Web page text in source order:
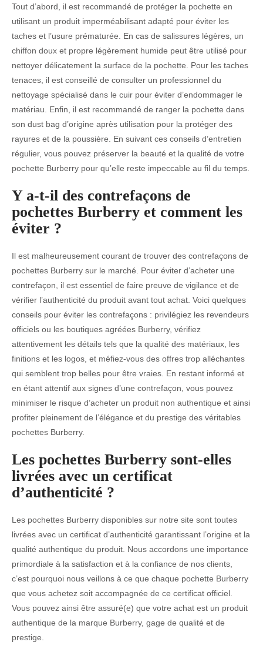
Tout d’abord, il est recommandé de protéger la pochette en
utilisant un produit imperméabilisant adapté pour éviter les
taches et l’usure prématurée. En cas de salissures légères, un
chiffon doux et propre légèrement humide peut être utilisé pour
nettoyer délicatement la surface de la pochette. Pour les taches
tenaces, il est conseillé de consulter un professionnel du
nettoyage spécialisé dans le cuir pour éviter d’endommager le
matériau. Enfin, il est recommandé de ranger la pochette dans
son dust bag d’origine après utilisation pour la protéger des
rayures et de la poussière. En suivant ces conseils d’entretien
régulier, vous pouvez préserver la beauté et la qualité de votre
pochette Burberry pour qu’elle reste impeccable au fil du temps.
Y a-t-il des contrefaçons de
pochettes Burberry et comment les
éviter ?
Il est malheureusement courant de trouver des contrefaçons de
pochettes Burberry sur le marché. Pour éviter d’acheter une
contrefaçon, il est essentiel de faire preuve de vigilance et de
vérifier l’authenticité du produit avant tout achat. Voici quelques
conseils pour éviter les contrefaçons : privilégiez les revendeurs
officiels ou les boutiques agréées Burberry, vérifiez
attentivement les détails tels que la qualité des matériaux, les
finitions et les logos, et méfiez-vous des offres trop alléchantes
qui semblent trop belles pour être vraies. En restant informé et
en étant attentif aux signes d’une contrefaçon, vous pouvez
minimiser le risque d’acheter un produit non authentique et ainsi
profiter pleinement de l’élégance et du prestige des véritables
pochettes Burberry.
Les pochettes Burberry sont-elles
livrées avec un certificat
d’authenticité ?
Les pochettes Burberry disponibles sur notre site sont toutes
livrées avec un certificat d’authenticité garantissant l’origine et la
qualité authentique du produit. Nous accordons une importance
primordiale à la satisfaction et à la confiance de nos clients,
c’est pourquoi nous veillons à ce que chaque pochette Burberry
que vous achetez soit accompagnée de ce certificat officiel.
Vous pouvez ainsi être assuré(e) que votre achat est un produit
authentique de la marque Burberry, gage de qualité et de
prestige.